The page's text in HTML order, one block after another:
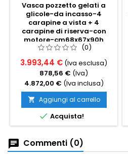
Vasca pozzetto gelati a
glicole-da incasso-4
carapine a vista + 4
carapine di riserva-con
motore-cm68x67x90h
(0)
3.993,44 € (Iva esclusa)
878,56 € (Iva)
4.872,00 € (Iva inclusa)
 Aggiungi al carrello
 Acquista!
Commenti (0)